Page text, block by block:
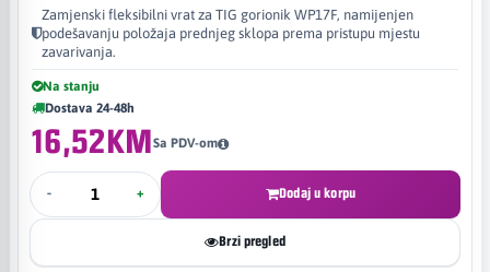
Zamjenski fleksibilni vrat za TIG gorionik WP17F, namijenjen
podešavanju položaja prednjeg sklopa prema pristupu mjestu
zavarivanja.
Na stanju
Dostava 24-48h
16,52KMSa PDV-om
- + Dodaj u korpu
Brzi pregled